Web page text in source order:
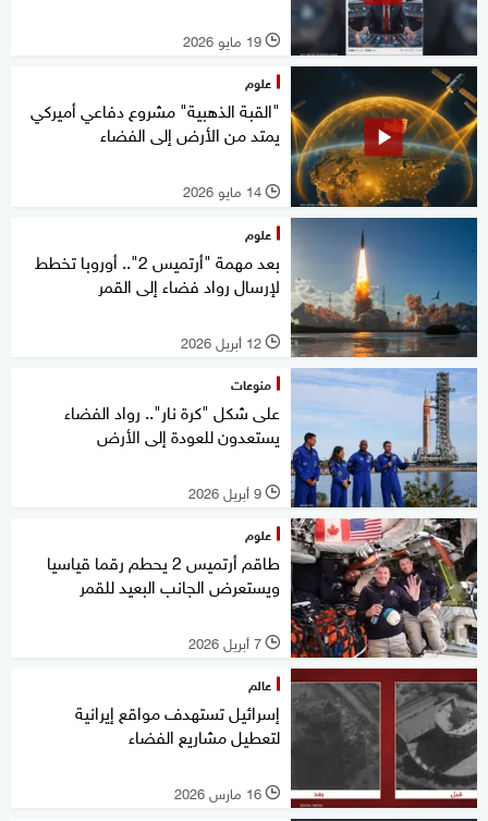
l 19 مايو 2026
علوم
"القبة الذهبية" مشروع دفاعي أميركي
يمتد من الأرض إلى الفضاء
l 14 مايو 2026
علوم
بعد مهمة "أرتميس 2".. أوروبا تخطط
لإرسال رواد فضاء إلى القمر
l 12 أبريل 2026
منوعات
على شكل "كرة نار".. رواد الفضاء
يستعدون للعودة إلى الأرض
l 9 أبريل 2026
علوم
طاقم أرتميس 2 يحطم رقما قياسيا
ويستعرض الجانب البعيد للقمر
l 7 أبريل 2026
عالم
إسرائيل تستهدف مواقع إيرانية
لتعطيل مشاريع الفضاء
l 16 مارس 2026